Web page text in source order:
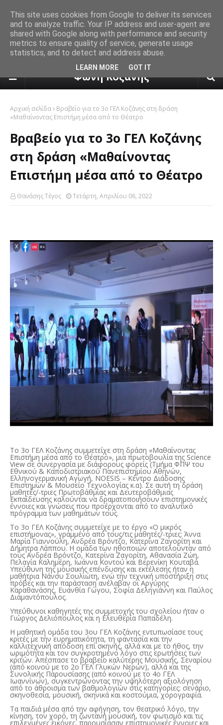
πρόγνωση καιρού από το
Φωνή Κοζάνης
Αρχική σελίδα
Βραβείο για το 3ο ΓΕΛ Κοζάνης στη δράση
«Μαθαίνοντας Επιστήμη μέσα από το Θέατρο
Βραβείο για το 3ο ΓΕΛ Κοζάνης
στη δράση «Μαθαίνοντας
Επιστήμη μέσα από το Θέατρο
Θανάσης Τέγος Τετάρτη, Απριλίου 06, 2022
Το 3ο ΓΕΛ Κοζάνης συμμετείχε στη δράση «Μαθαίνοντας
Επιστήμη μέσα από το Θέατρο», μια πρωτοβουλία της Science
View σε συνεργασία με διάφορους φορείς (Τμήμα ΦΠΨ του
Εθνικού & Καποδιστριακού Πανεπιστημίου Αθηνών,
Ελληνογερμανική Αγωγή, NOESIS – Κέντρο Διάδοσης
Επιστημών & Μουσείο Τεχνολογίας κ.α). Σε αυτή τη δράση
μαθητές/-τριες Πρωτοβάθμιας και Δευτεροβάθμιας
Εκπαίδευσης καλούνται να δραματοποιήσουν επιστημονικές
έννοιες και γνώσεις που προέρχονται από το αναλυτικό
πρόγραμμα των μαθημάτων τους.
Το 3ο ΓΕΛ Κοζάνης συμμετείχε με το έργο «Ο μικρός
επιστήμονας», γραμμένο από τους/τις μαθητές/-τριες: Άννα
Μαρία Γιαννούλη, Ανδρέα Βρόντζο, Κατερίνα Ζαγορίτη και
Δήμητρα Λάππου. Η ομάδα των ηθοποιών αποτελούνταν από
τους Ανδρέα Βρόντζο, Κατερίνα Ζαγορίτη, Αθανασία Ζώη,
Πελαγία Καλημέρη, Ιωάννα Κοντού και Βερενίκη Κουταβά.
Υπεύθυνη της μουσικής επένδυσης και εκτέλεσης ήταν η
μαθήτρια Νάνσυ Σουλιώτη, ενώ την τεχνική υποστήριξη στις
πρόβες και την παράσταση ανέλαβαν οι Αργύρης
Καραθανάσης, Ευανθία Γώγου, Σοφία Δεληγιάννη και Παύλος
Διαμαντόπουλος.
Υπεύθυνοι καθηγητές της συμμετοχής του σχολείου ήταν ο
Γιώργος Δελιόπουλος και η Ελευθερία Παπαδέλη.
Η μαθητική ομάδα του 3ου ΓΕΛ Κοζάνης εντυπωσίασε τους
κριτές με την ευρηματικότητα, τη φαντασία και την
καλλιτεχνική απόδοση επί σκηνής, αλλά και με το ήθος, την
ωριμότητα και τον συγκροτημένο λόγο στις ερωτήσεις των
κριτών. Απέσπασε το βραβείο καλύτερης Μουσικής, Σεναρίου
(από κοινού με το 2ο ΓΕΛ Γλυκών Νερών), αλλά και της
Συνολικής Παρουσίασης (από κοινού με το 4ο ΓΕΛ
Ιωαννίνων), συγκεντρώνοντας την υψηλότερη αξιολόγηση
από το άθροισμα των βαθμολογιών στις κατηγορίες: σενάριο,
σκηνοθεσία, μουσική, σκηνικά και κοστούμια, χορογραφία.
Τα παιδιά μέσα από την αφήγηση, τον θεατρικό λόγο, την
κίνηση, τον χορό, τη ζωντανή μουσική, τον φωτισμό και τις
επιλεγμένες εικόνες, παρουσίασαν επιστημονικές έννοιες και
This site uses cookies from Google to deliver its services
and to analyze traffic. Your IP address and user-agent are
shared with Google along with performance and security
metrics to ensure quality of service, generate usage
statistics, and to detect and address abuse.
LEARN MORE GOT IT